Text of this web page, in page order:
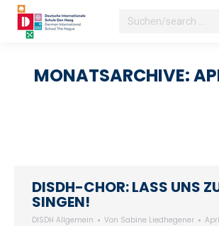
Suchen:
MONATSARCHIVE:
DISDH-CHOR: LASS UNS
SINGEN!
DISDH Allgemein Von Sabine Liedhegener